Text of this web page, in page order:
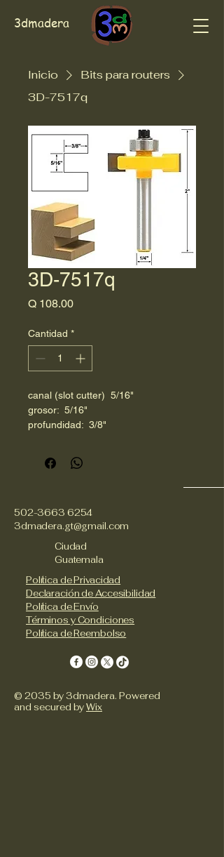
3dmadera
Inicio
Bits para routers
3D-7517q
3D-7517q
Q 108.00Precio
Cantidad *
canal (slot cutter)  5/16"
grosor:  5/16"
profundidad:  3/8"
502-3663 6254
3dmadera.gt@gmail.com
Ciudad
Guatemala
Política de Privacidad
Declaración de Accesibilidad
Política de Envío
Términos y Condiciones
Política de Reembolso
© 2035 by 3dmadera. Powered
and secured byWix